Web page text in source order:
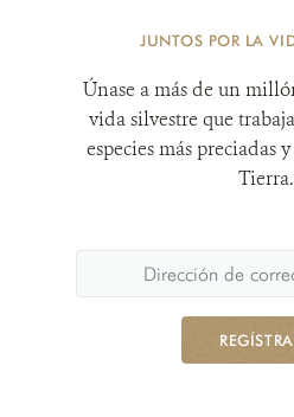
JUNTOS POR LA
Únase a más de un
vida silvestre que
especies más preciadas
Tierra.